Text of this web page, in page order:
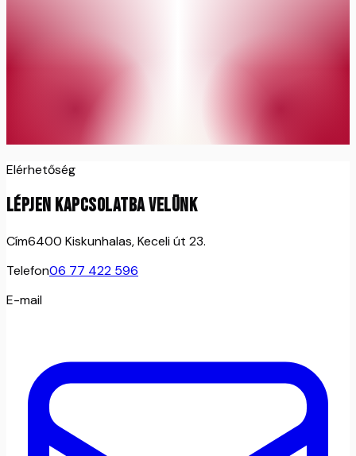
Elérhetőség
LÉPJEN KAPCSOLATBA VELÜNK
Cím6400 Kiskunhalas, Keceli út 23.
Telefon06 77 422 596
E-mail